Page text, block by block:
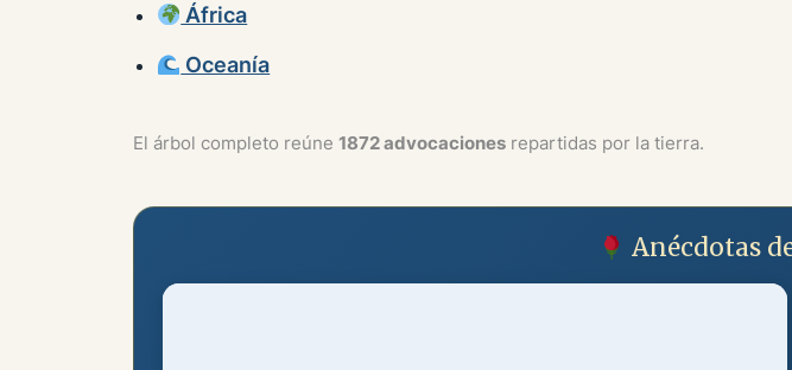
África
Oceanía
El árbol completo reúne 1872 advocaciones repartidas por la tierra.
Anécdotas